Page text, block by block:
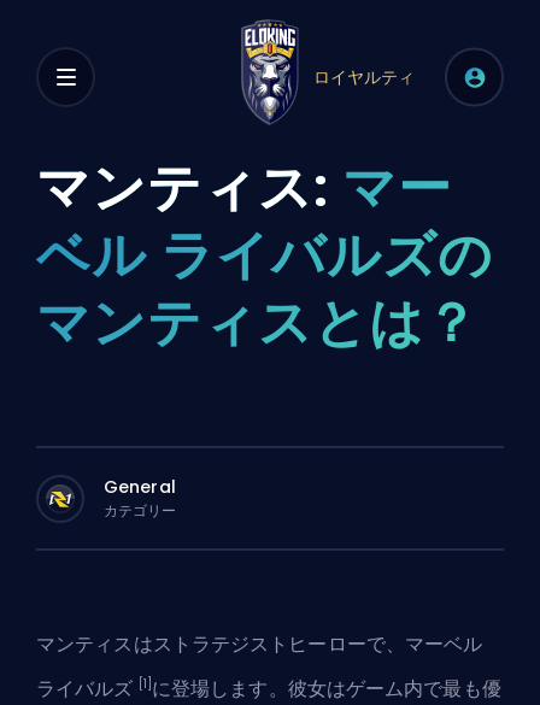
ロイヤルティ
マンティス: マー
ベル ライバルズの
マンティスとは？
General
カテゴリー
マンティスはストラテジスト ヒーローで、 マーベル
ライバルズ [1] に登場します。彼女はゲーム内で最も優